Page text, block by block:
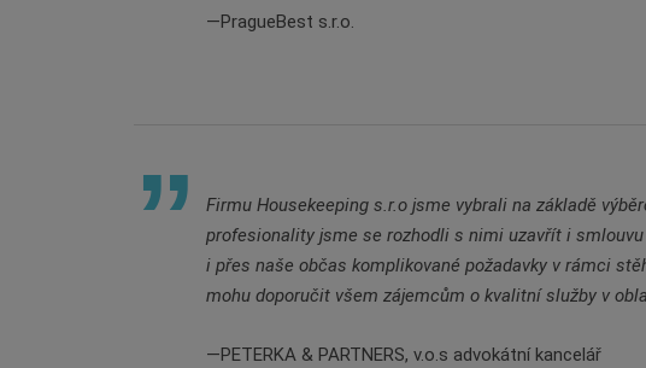
PragueBest s.r.o.
Firmu Housekeeping s.r.o jsme vybrali na základě
profesionality jsme se rozhodli s nimi uzavřít i
i přes naše občas komplikované požadavky v rámci
mohu doporučit všem zájemcům o kvalitní služby v
PETERKA & PARTNERS, v.o.s advokátní kancelář